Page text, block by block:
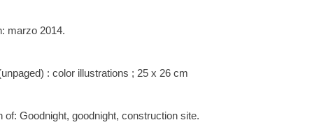
marzo 2014.
: color illustrations ; 25 x 26 cm
of: Goodnight, goodnight, construction site.